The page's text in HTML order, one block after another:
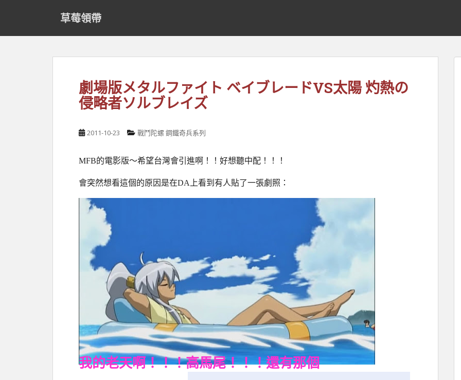
草莓領帶
劇場版メタルファイト ベイブレードVS太陽 灼熱の
侵略者ソルブレイズ
2011-10-23 戰鬥陀螺 鋼鐵奇兵系列
MFB的電影版～希望台灣會引進啊！！好想聽中配！！！
會突然想看這個的原因是在DA上看到有人貼了一張劇照：
我的老天啊！！！高馬尾！！！還有那個